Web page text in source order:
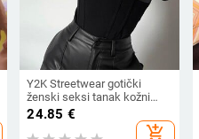
Y2K Streetwear gotički
ženski seksi tanak kožni
kombinezon dugih rukava u
kombinaciji s kratkim
24.85 €
add_shopping_cart